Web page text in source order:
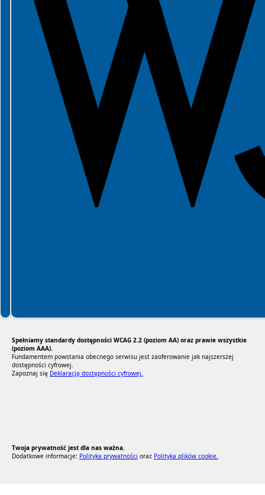
Spełniamy standardy dostępności WCAG 2.2 (poziom AA) oraz prawie wszystkie
(poziom AAA).
Fundamentem powstania obecnego serwisu jest zaoferowanie jak najszerszej
dostępności cyfrowej.
Zapoznaj się Deklaracją dostępności cyfrowej.
Twoja prywatność jest dla nas ważna.
Dodatkowe informacje: Polityka prywatności oraz Polityka plików cookie.